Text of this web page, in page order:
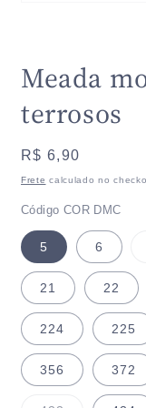
modal
Meada
terrosos
Preço
normal
R$ 6,90
Frete calculado no
Código COR DMC
5 6
21 22
224 225
356 372